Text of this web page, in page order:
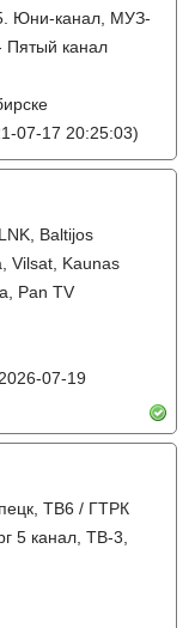
Юни-канал, МУЗ-
Пятый канал
07-17 20:25:03)
Baltijos
Vilsat, Kaunas
Pan TV
07-19
ТВ6 / ГТРК
5 канал, ТВ-3,